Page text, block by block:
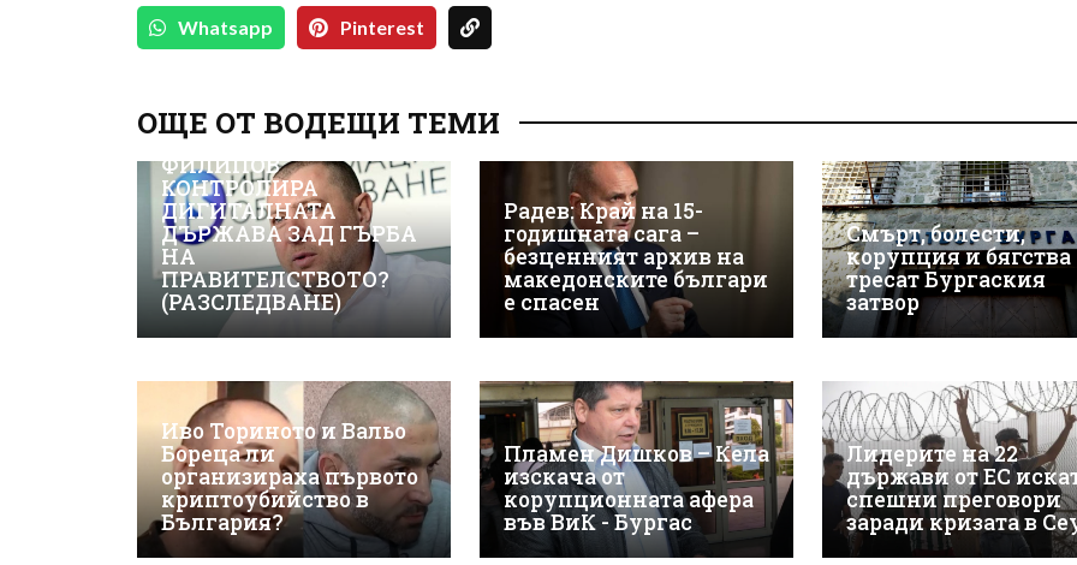
Whatsapp Pinterest
ОЩЕ ОТ ВОДЕЩИ ТЕМИ
ВИЖТЕ КАК ИВАЙЛО
ФИЛИПОВ
КОНТРОЛИРА
ДИГИТАЛНАТА
ДЪРЖАВА ЗАД ГЪРБА
НА
ПРАВИТЕЛСТВОТО?
(РАЗСЛЕДВАНЕ)
Радев: Край на 15-
годишната сага –
безценният архив на
македонските българи
е спасен
Смърт, болести,
корупция и бягства
тресат Бургаския
затвор
Иво Ториното и Вальо
Бореца ли
организираха първото
криптоубийство в
България?
Пламен Дишков – Кела
изскача от
корупционната афера
във ВиК - Бургас
Лидерите на 22
държави от ЕС
спешни преговори
заради кризата в